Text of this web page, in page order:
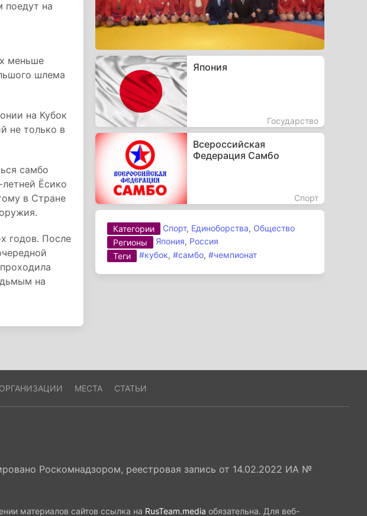
поедут на
меньше
шлема
на Кубок
не только в
самбо
Ёсико
в Стране
годов. После
на
Япония
Государство
Всероссийская
Федерация Самбо
Спорт
Категории Спорт, Единоборства, Общество
Регионы
Япония, Россия
Теги
#кубок,#самбо,#чемпионат
ОРГАНИЗАЦИИ МЕСТА СТАТЬИ
Роскомнадзором, реестровая запись от 14.02.2022 ИА №
материалов сайтов ссылка на RusTeam.media обязательна. Для веб-